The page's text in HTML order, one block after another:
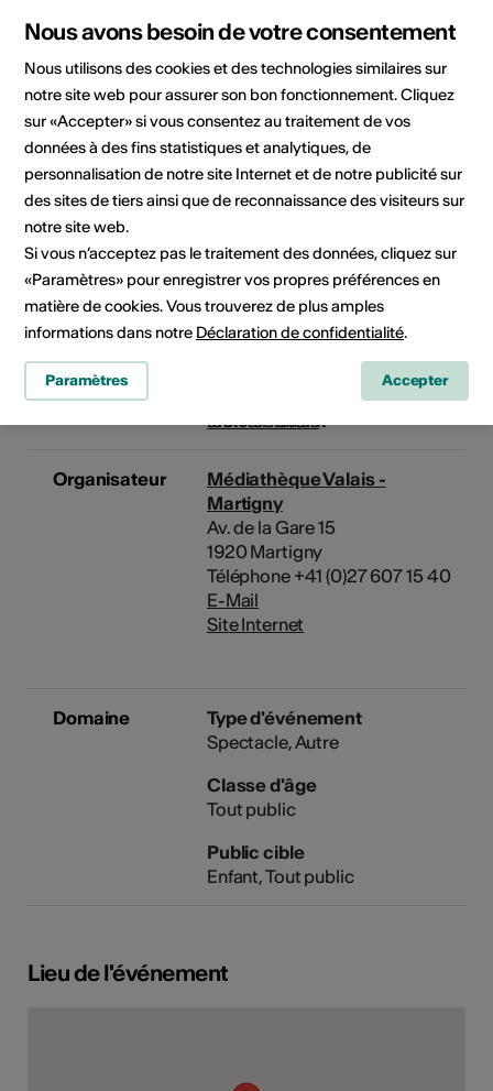
d'ouverture de
Jeudi, 10h - 18h
Fermé le dimanche
Accessibilité
architecturale
Accessible en
fauteuil
roulant
Toilettes
accessibles en
fauteuil roulant
Place de parc
partiellement
accessible en
fauteuil roulant
Détails sur l'accessibilité
architecturale
Organisateur
Médiathèque Valais -
Martigny
Av. de la Gare 15
1920 Martigny
Téléphone +41 (0)27 607 15 40
E-Mail
Site Internet
Domaine
Type d'événement
Spectacle Autre
Classe d'âge
Tout public
Public cible
Enfant, Tout public
Lieu de l'événement
Nous avons besoin de votre consentement
Nous utilisons des cookies et des technologies similaires sur
notre site web pour assurer son bon fonctionnement. Cliquez
sur «Accepter» si vous consentez au traitement de vos
données à des fins statistiques et analytiques, de
personnalisation de notre site Internet et de notre publicité sur
des sites de tiers ainsi que de reconnaissance des visiteurs sur
notre site web.
Si vous n’acceptez pas le traitement des données, cliquez sur
«Paramètres» pour enregistrer vos propres préférences en
matière de cookies. Vous trouverez de plus amples
informations dans notre Déclaration de confidentialité.
Paramètres Accepter